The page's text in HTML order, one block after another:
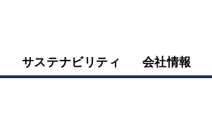
サステナビリティ 会社情報